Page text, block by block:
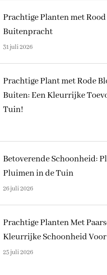
Prachtige Planten met
Buitenpracht
31 juli 2026
Prachtige Plant met Rode
Buiten: Een Kleurrijke
Tuin!
Betoverende Schoonheid:
Pluimen in de Tuin
26 juli 2026
Prachtige Planten Met
Kleurrijke Schoonheid
25 juli 2026